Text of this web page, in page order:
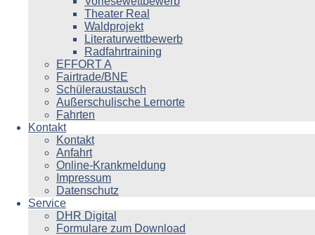
Theater Real
Waldprojekt
Literaturwettbewerb
Radfahrtraining
EFFORT A
Fairtrade/BNE
Schüleraustausch
Außerschulische Lernorte
Fahrten
Kontakt
Kontakt
Anfahrt
Online-Krankmeldung
Impressum
Datenschutz
Service
DHR Digital
Formulare zum Download